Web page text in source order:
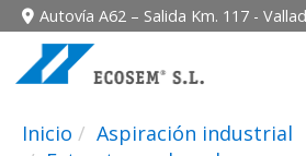
Autovía A62 – Salida Km. 117 -
Inicio
Aspiración industrial